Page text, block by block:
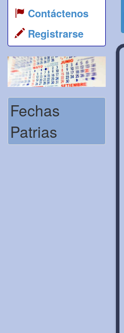
Contáctenos
Registrarse
Fechas
Patrias